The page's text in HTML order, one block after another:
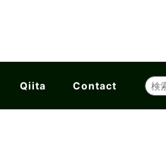
Qiita Contact